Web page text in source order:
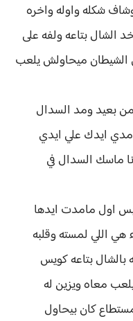
شكله واوله واخره
الشال بتاعه ولفه على
الشيطان ميحاولش يلعب
بعيد ومد السدال
ايدك علي ايدي
ماسك السدال في
اول مامدت ايدها
اللي لمسته وقلبه
بتاعه كويس
معاه ويزين له
كان بيحاول